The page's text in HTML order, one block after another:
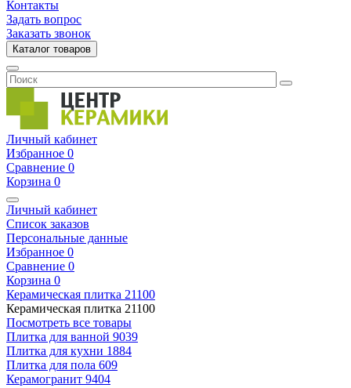
Контакты
Задать вопрос
Заказать звонок
Каталог товаров
Личный кабинет
Избранное 0
Сравнение 0
Корзина 0
Личный кабинет
Список заказов
Персональные данные
Избранное 0
Сравнение 0
Корзина 0
Керамическая плитка 21100
Керамическая плитка 21100
Посмотреть все товары
Плитка для ванной 9039
Плитка для кухни 1884
Плитка для пола 609
Керамогранит 9404